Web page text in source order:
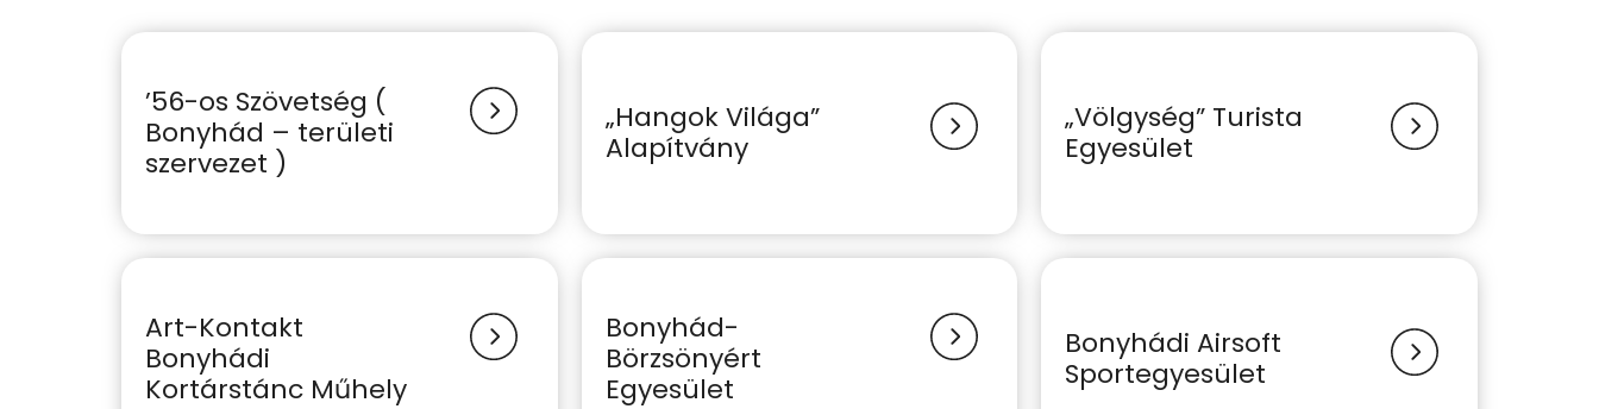
’56-os Szövetség (
Bonyhád – területi
szervezet )
„Hangok Világa”
Alapítvány
„Völgység” Turista
Egyesület
Art-Kontakt
Bonyhádi
Kortárstánc Műhely
Bonyhád-
Börzsönyért
Egyesület
Bonyhádi Airsoft
Sportegyesület